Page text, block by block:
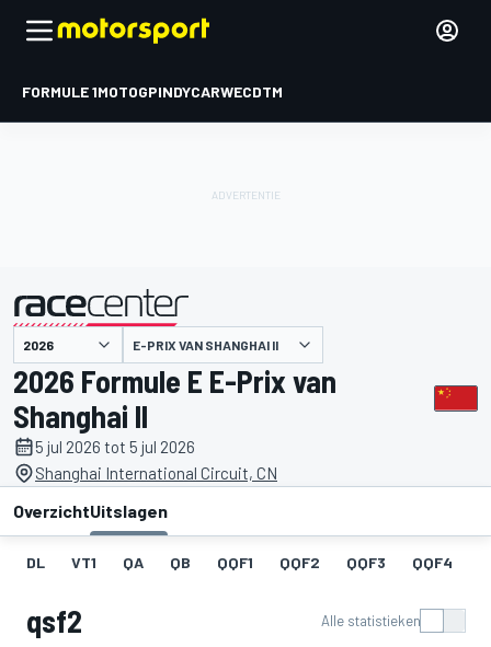
FORMULE 1MOTOGPINDYCARWECDTM
gepresenteerd door E-PRIX VAN SHANGHAI II
2026 Formule E E-Prix van
Shanghai II
5 jul 2026 tot 5 jul 2026
Shanghai International Circuit, CN
OverzichtUitslagen
DL VT1 QA QB QQF1 QQF2 QQF3 QQF4
qsf2 Alle statistieken